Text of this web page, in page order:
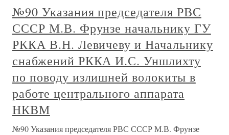
№90 Указания председателя РВС
СССР М.В. Фрунзе начальнику ГУ
РККА В.Н. Левичеву и Начальнику
снабжений РККА И.С. Уншлихту
по поводу излишней волокиты в
работе центрального аппарата
НКВМ
№90 Указания председателя РВС СССР М.В. Фрунзе